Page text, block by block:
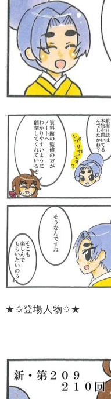
★✩登場人物✩★